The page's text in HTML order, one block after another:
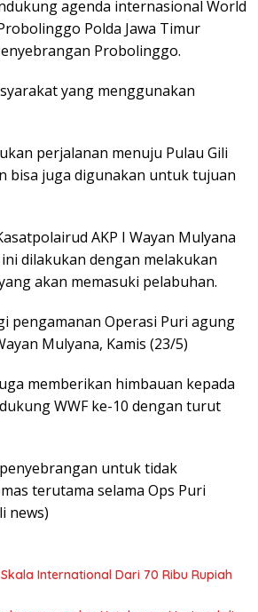
agenda internasional World
Polda Jawa Timur
Probolinggo.
yang menggunakan
perjalanan menuju Pulau Gili
bisa juga digunakan untuk tujuan
AKP I Wayan Mulyana
dilakukan dengan melakukan
akan memasuki pelabuhan.
pengamanan Operasi Puri agung
Mulyana, Kamis (23/5)
memberikan himbauan kepada
WWF ke-10 dengan turut
untuk tidak
terutama selama Ops Puri
news)
International Dari 70 Ribu Rupiah